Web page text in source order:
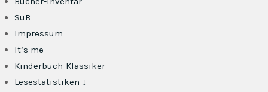
SuB
Impressum
It’s me
Kinderbuch-Klassiker
Lesestatistiken ↓